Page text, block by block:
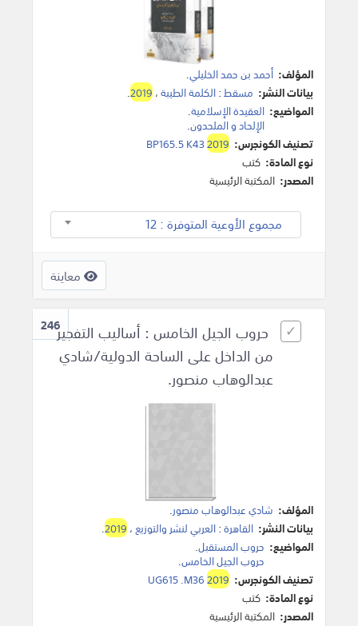
المؤلف: أحمد بن حمد الخليلي.
بيانات النشر: مسقط:الكلمة الطيبة،2019
.
المواضيع: العقيدة الإسلامية.
الإلحاد و الملحدون.
تصنيف الكونجرس:
BP165.5 K432019
نوع المادة: كتب
المصدر: المكتبة الرئيسية
مجموع الأوعية المتوفرة : 12
معاينة
246حروب الجيل الخامس : أساليب التفجير
من الداخل على الساحة الدولية/شادي
عبدالوهاب منصور.
المؤلف: شادي عبدالوهاب منصور.
بيانات النشر: القاهرة:العربي لنشر والتوزيع،2019
.
المواضيع: حروب المستقبل.
حروب الجيل الخامس.
تصنيف الكونجرس:
UG615 .M362019
نوع المادة: كتب
المصدر: المكتبة الرئيسية